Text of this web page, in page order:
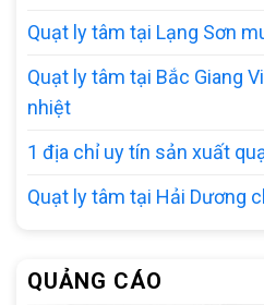
Quạt ly tâm tại Lạng Sơn
Quạt ly tâm tại Bắc Giang
nhiệt
1 địa chỉ uy tín sản xuất
Quạt ly tâm tại Hải Dương
QUẢNG CÁO